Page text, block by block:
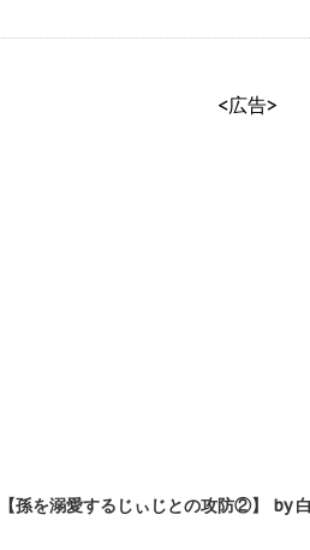
<広告>
孫を溺愛するじぃじとの攻防②】 by